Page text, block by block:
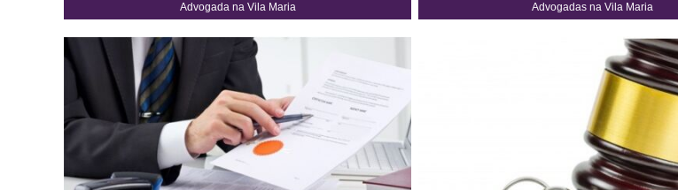
Advogada na Vila Maria Advogadas na Vila Maria